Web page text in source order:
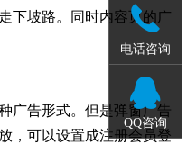
下坡路。同时内容页的广
广告形式。但是弹窗广告
，可以设置成注册会员登
电话咨询
QQ咨询